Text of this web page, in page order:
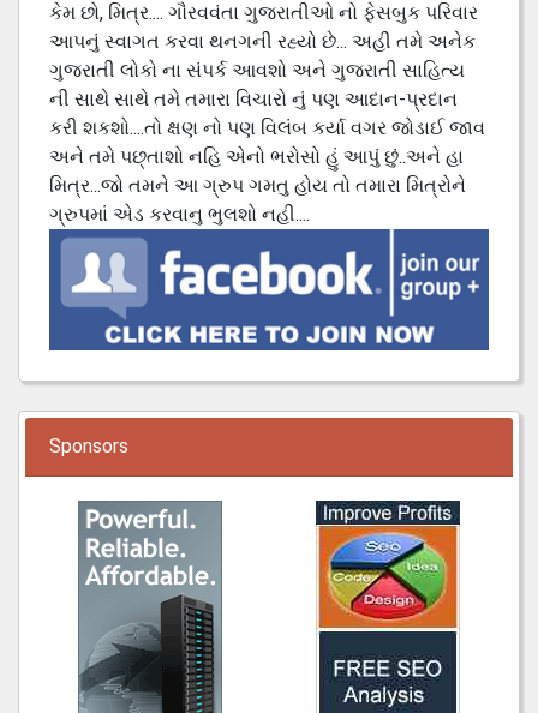
કેમ છો, મિત્ર.... ગૌરવવંતા ગુજરાતીઓ નો ફેસબુક પરિવાર
આપનું સ્વાગત કરવા થનગની રહ્યો છે... અહી તમે અનેક
ગુજરાતી લોકો ના સંપર્ક આવશો અને ગુજરાતી સાહિત્ય
ની સાથે સાથે તમે તમારા વિચારો નું પણ આદાન-પ્રદાન
કરી શકશો....તો ક્ષણ નો પણ વિલંબ કર્યા વગર જોડાઈ જાવ
અને તમે પછ્તાશો નહિ એનો ભરોસો હું આપું છું..અને હા
મિત્ર...જો તમને આ ગ્રુપ ગમતુ હોય તો તમારા મિત્રોને
ગ્રુપમાં એડ કરવાનુ ભુલશો નહી....
Sponsors